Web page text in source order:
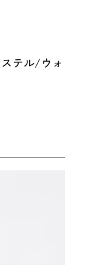
テル/ウォ